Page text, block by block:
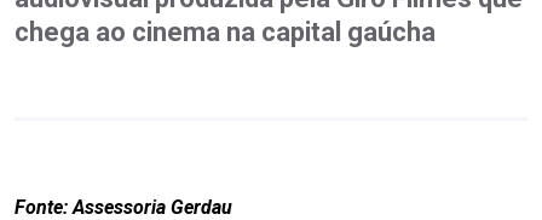
chega ao cinema na capital gaúcha
Fonte: Assessoria Gerdau